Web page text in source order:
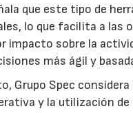
que este tipo de
lo que facilita a las
impacto sobre la
más ágil y
Grupo Spec
y la utilización de